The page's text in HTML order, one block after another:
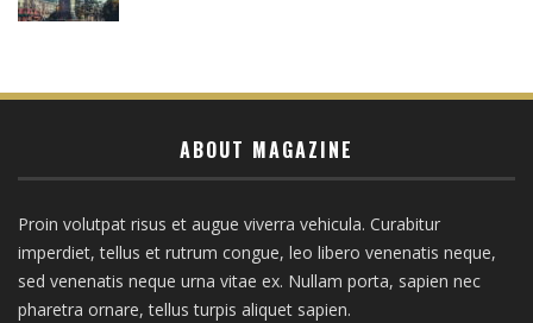
ABOUT MAGAZINE
Proin volutpat risus et augue viverra vehicula. Curabitur
imperdiet, tellus et rutrum congue, leo libero venenatis neque,
sed venenatis neque urna vitae ex. Nullam porta, sapien nec
pharetra ornare, tellus turpis aliquet sapien.